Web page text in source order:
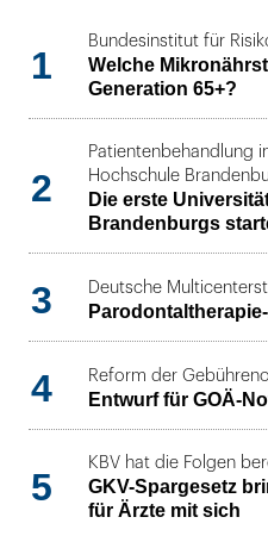
1
Bundesinstitut für
Welche
Generation 65+?
2
Patientenbehandlung
Hochschule
Die erste
Brandenburgs
3 Deutsche
4 Reform der
Entwurf für GOÄ-
5
KBV hat die Folgen
GKV-Spargesetz
für Ärzte mit sich